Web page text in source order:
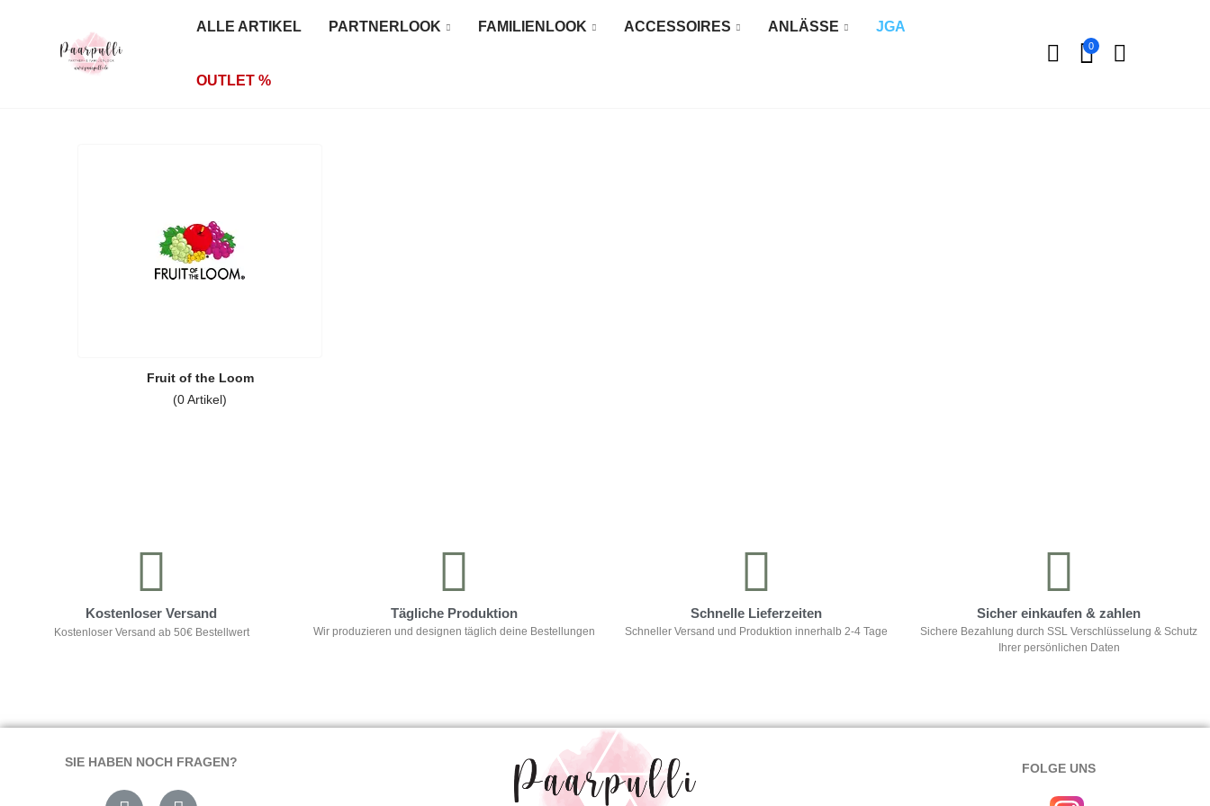
ALLE ARTIKEL PARTNERLOOK FAMILIENLOOK ACCESSOIRES ANLÄSSE JGA
OUTLET %
0
Fruit of the Loom
(0 Artikel)
Kostenloser Versand
Kostenloser Versand ab 50€ Bestellwert
Tägliche Produktion
Wir produzieren und designen täglich deine Bestellungen
Schnelle Lieferzeiten
Schneller Versand und Produktion innerhalb 2-4 Tage
Sicher einkaufen & zahlen
Sichere Bezahlung durch SSL Verschlüsselung & Schutz
Ihrer persönlichen Daten
SIE HABEN NOCH FRAGEN? FOLGE UNS